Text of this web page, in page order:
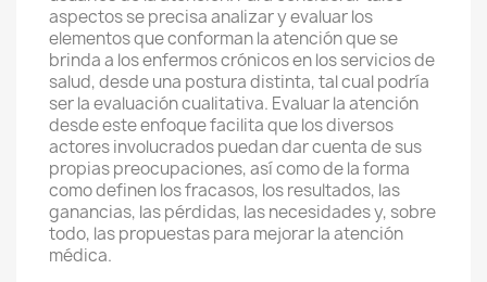
aspectos se precisa analizar y evaluar los
elementos que conforman la atención que se
brinda a los enfermos crónicos en los servicios de
salud, desde una postura distinta, tal cual podría
ser la evaluación cualitativa. Evaluar la atención
desde este enfoque facilita que los diversos
actores involucrados puedan dar cuenta de sus
propias preocupaciones, así como de la forma
como definen los fracasos, los resultados, las
ganancias, las pérdidas, las necesidades y, sobre
todo, las propuestas para mejorar la atención
médica.